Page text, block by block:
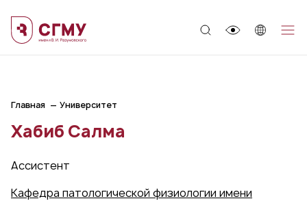
Главная Университет
Хабиб Салма
Ассистент
Кафедра патологической физиологии имени